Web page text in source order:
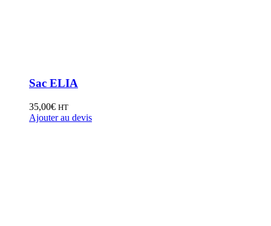
Sac ELIA
35,00€ HT
Ajouter au devis